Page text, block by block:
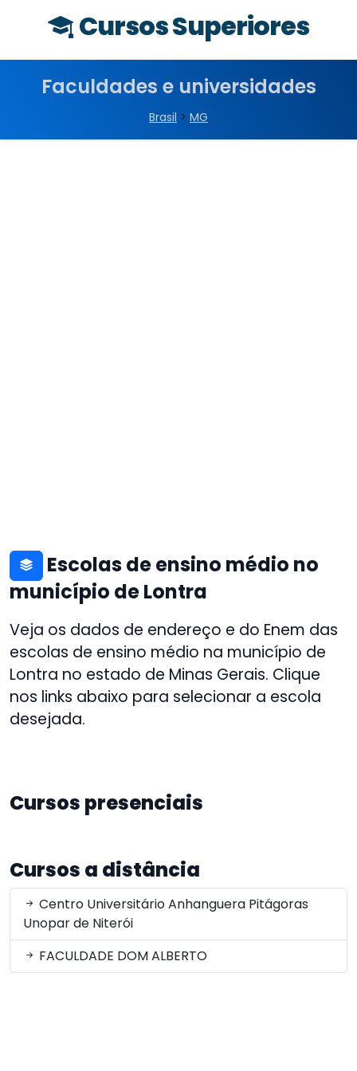
Cursos Superiores
Faculdades e universidades
Brasil > MG
Escolas de ensino médio no
município de Lontra
Veja os dados de endereço e do Enem das
escolas de ensino médio na município de
Lontra no estado de Minas Gerais. Clique
nos links abaixo para selecionar a escola
desejada.
Cursos presenciais
Cursos a distância
Centro Universitário Anhanguera Pitágoras
Unopar de Niterói
FACULDADE DOM ALBERTO